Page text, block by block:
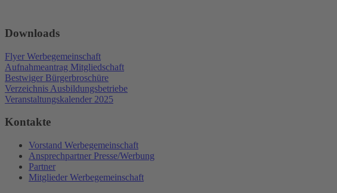
Downloads
Flyer Werbegemeinschaft
Aufnahmeantrag Mitgliedschaft
Bestwiger Bürgerbroschüre
Verzeichnis Ausbildungsbetriebe
Veranstaltungskalender 2025
Kontakte
Vorstand Werbegemeinschaft
Ansprechpartner Presse/Werbung
Partner
Mitglieder Werbegemeinschaft